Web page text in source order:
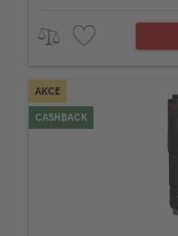
AKCE
CASHBACK